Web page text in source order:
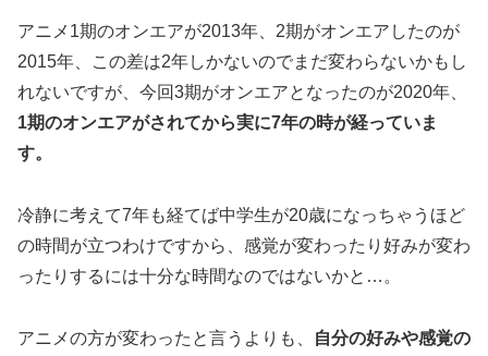
アニメ1期のオンエアが2013年、2期がオンエアしたのが
2015年、この差は2年しかないのでまだ変わらないかもし
れないですが、今回3期がオンエアとなったのが2020年、
1期のオンエアがされてから実に7年の時が経っていま
す。
冷静に考えて7年も経てば中学生が20歳になっちゃうほど
の時間が立つわけですから、感覚が変わったり好みが変わ
ったりするには十分な時間なのではないかと…。
アニメの方が変わったと言うよりも、
自分の好みや感覚の